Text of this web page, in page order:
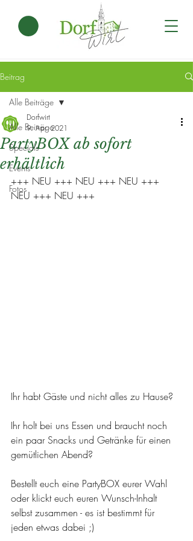
Beitrag
Alle Beiträge
Specials
Events
Fotos
Alle Beiträge
PartyBOX ab sofort
erhältlich
Dorfwirt
9. Apr. 2021
+++ NEU +++ NEU +++ NEU +++
NEU +++ NEU +++
Ihr habt Gäste und nicht alles zu Hause?
Ihr holt bei uns Essen und braucht noch
ein paar Snacks und Getränke für einen
gemütlichen Abend?
Bestellt euch eine PartyBOX eurer Wahl
oder klickt euch euren Wunsch-Inhalt
selbst zusammen - es ist bestimmt für
jeden etwas dabei ;)